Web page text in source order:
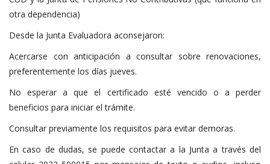
otra dependencia)
Desde la Junta Evaluadora aconsejaron:
Acercarse con anticipación a consultar sobre renovaciones,
preferentemente los días jueves.
No esperar a que el certificado esté vencido o a perder
beneficios para iniciar el trámite.
Consultar previamente los requisitos para evitar demoras.
En caso de dudas, se puede contactar a la Junta a través del